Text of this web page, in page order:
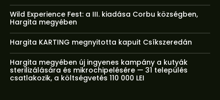
Wild Experience Fest: a III. kiadása Corbu községben,
Hargita megyében
Hargita KARTING megnyitotta kapuit Csíkszeredán
Hargita megyében új ingyenes kampány a kutyák
sterilizálására és mikrochipelésére — 31 település
csatlakozik, a költségvetés 110 000 LEI